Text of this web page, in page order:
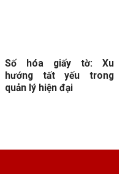
Số hóa giấy tờ: Xu
hướng tất yếu trong
quản lý hiện đại